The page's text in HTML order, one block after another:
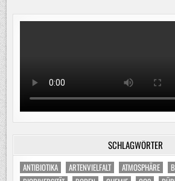
SCHLAGWÖRTER
ANTIBIOTIKA ARTENVIELFALT ATMOSPHÄRE